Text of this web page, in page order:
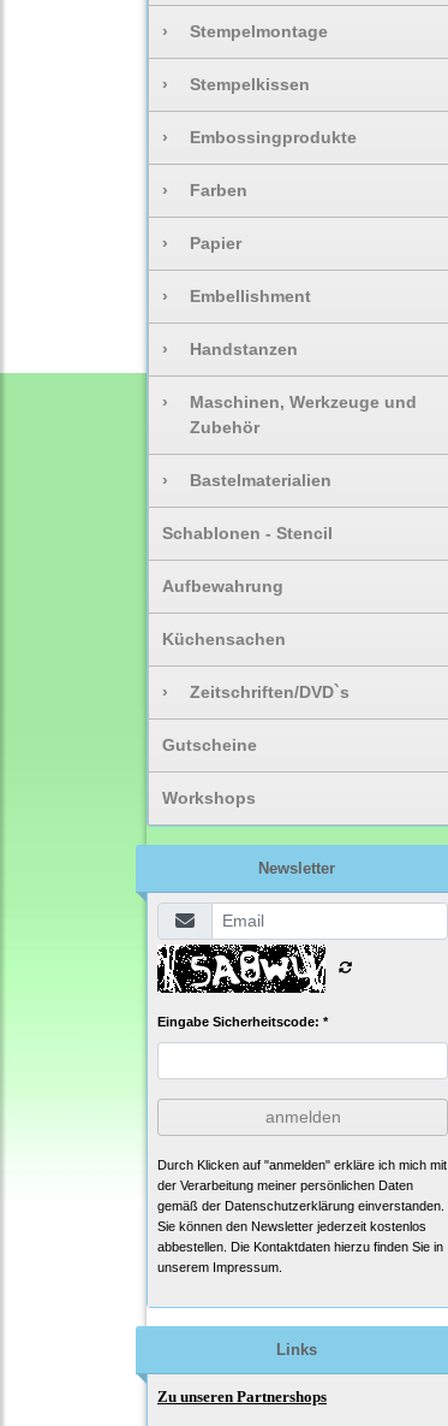
› Stempelmontage
› Stempelkissen
› Embossingprodukte
› Farben
› Papier
› Embellishment
› Handstanzen
›
Maschinen, Werkzeuge und
Zubehör
› Bastelmaterialien
Schablonen - Stencil
Aufbewahrung
Küchensachen
› Zeitschriften/DVD`s
Gutscheine
Workshops
Newsletter
Eingabe Sicherheitscode: *
anmelden
Durch Klicken auf "anmelden" erkläre ich mich mit
der Verarbeitung meiner persönlichen Daten
gemäß der Datenschutzerklärung einverstanden.
Sie können den Newsletter jederzeit kostenlos
abbestellen. Die Kontaktdaten hierzu finden Sie in
unserem Impressum.
Links
Zu unseren Partnershops